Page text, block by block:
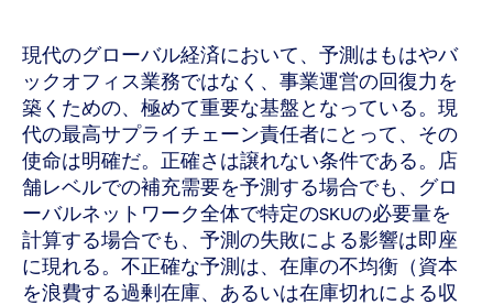
現代のグローバル経済において、予測はもはやバ
ックオフィス業務ではなく、事業運営の回復力を
築くための、極めて重要な基盤となっている。現
代の最高サプライチェーン責任者にとって、その
使命は明確だ。正確さは譲れない条件である。店
舗レベルでの補充需要を予測する場合でも、グロ
ーバルネットワーク全体で特定のSKUの必要量を
計算する場合でも、予測の失敗による影響は即座
に現れる。不正確な予測は、在庫の不均衡（資本
を浪費する過剰在庫、あるいは在庫切れによる収